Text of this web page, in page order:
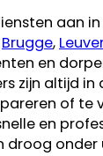
aan
Brugge,
en
zijn altijd
of te
en
droog